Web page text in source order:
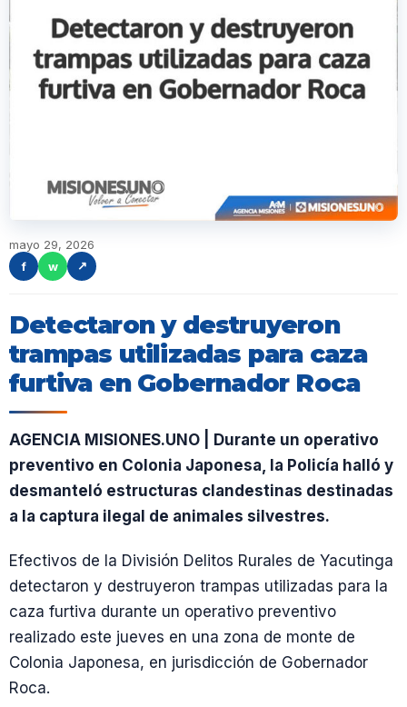
mayo 29, 2026
f
w ↗
Detectaron y destruyeron
trampas utilizadas para caza
furtiva en Gobernador Roca
AGENCIA MISIONES.UNO | Durante un operativo
preventivo en Colonia Japonesa, la Policía halló y
desmanteló estructuras clandestinas destinadas
a la captura ilegal de animales silvestres.
Efectivos de la División Delitos Rurales de Yacutinga
detectaron y destruyeron trampas utilizadas para la
caza furtiva durante un operativo preventivo
realizado este jueves en una zona de monte de
Colonia Japonesa, en jurisdicción de Gobernador
Roca.